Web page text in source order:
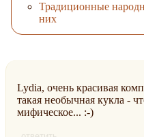
Традиционные
них
Lydia, очень красивая
такая необычная кукла -
мифическое... :-)